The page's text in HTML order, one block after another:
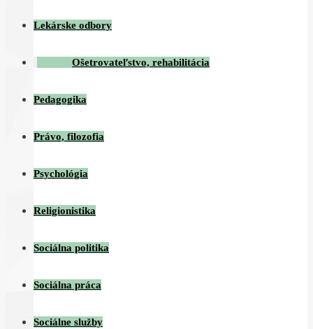
Lekárske odbory
Ošetrovateľstvo, rehabilitácia
Pedagogika
Právo, filozofia
Psychológia
Religionistika
Sociálna politika
Sociálna práca
Sociálne služby